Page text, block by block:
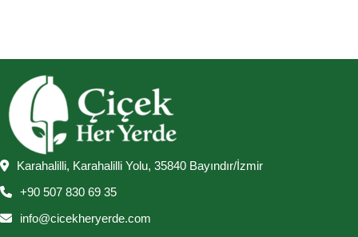
Karahalilli, Karahalilli Yolu, 35840 Bayındır/İzmir
+90 507 830 69 35
info@cicekheryerde.com